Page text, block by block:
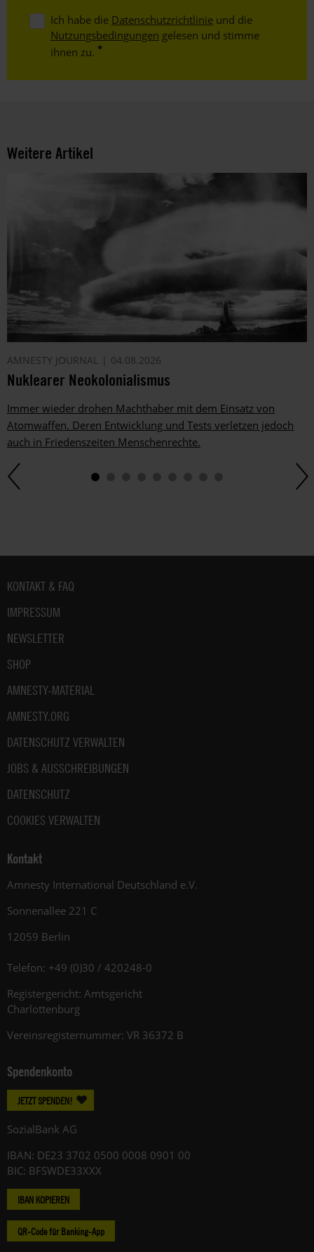
Ich habe die Datenschutzrichtlinie und die
Nutzungsbedingungen gelesen und stimme
ihnen zu.
Weitere Artikel
AMNESTY JOURNAL 04.08.2026
Nuklearer Neokolonialismus
Immer wieder drohen Machthaber mit dem Einsatz von
Atomwaffen. Deren Entwicklung und Tests verletzen jedoch
auch in Friedenszeiten Menschenrechte.
Fußbereich
KONTAKT & FAQ
IMPRESSUM
NEWSLETTER
SHOP
AMNESTY-MATERIAL
AMNESTY.ORG
DATENSCHUTZ VERWALTEN
JOBS & AUSSCHREIBUNGEN
DATENSCHUTZ
COOKIES VERWALTEN
Kontakt
Amnesty International Deutschland e.V.
Sonnenallee 221 C
12059 Berlin
Telefon: +49 (0)30 / 420248-0
Registergericht: Amtsgericht
Charlottenburg
Vereinsregisternummer: VR 36372 B
Spendenkonto
JETZT SPENDEN!
SozialBank AG
IBAN: DE23 3702 0500 0008 0901 00
BIC: BFSWDE33XXX
IBAN KOPIEREN
QR-Code für Banking-App